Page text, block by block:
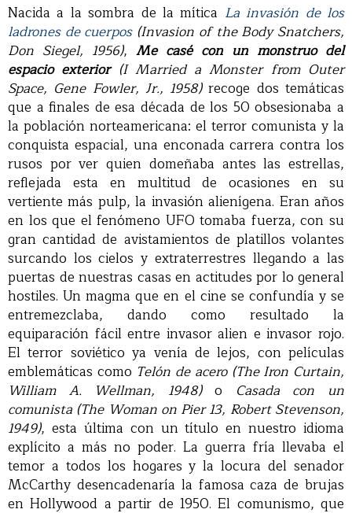
Nacida a la sombra de la mítica La invasión de los
ladrones de cuerpos(Invasion of the Body Snatchers,
Don Siegel, 1956), Me casé con un monstruo del
espacio exterior(I Married a Monster from Outer
Space, Gene Fowler, Jr., 1958)recoge dos temáticas
que a finales de esa década de los 50 obsesionaba a
la población norteamericana: el terror comunista y la
conquista espacial, una enconada carrera contra los
rusos por ver quien domeñaba antes las estrellas,
reflejada esta en multitud de ocasiones en su
vertiente más pulp, la invasión alienígena. Eran años
en los que el fenómeno UFO tomaba fuerza, con su
gran cantidad de avistamientos de platillos volantes
surcando los cielos y extraterrestres llegando a las
puertas de nuestras casas en actitudes por lo general
hostiles. Un magma que en el cine se confundía y se
entremezclaba, dando como resultado la
equiparación fácil entre invasor alien e invasor rojo.
El terror soviético ya venía de lejos, con películas
emblemáticas como Telón de acero (The Iron Curtain,
William A. Wellman, 1948)o Casada con un
comunista (The Woman on Pier 13, Robert Stevenson,
1949), esta última con un título en nuestro idioma
explícito a más no poder. La guerra fría llevaba el
temor a todos los hogares y la locura del senador
McCarthy desencadenaría la famosa caza de brujas
en Hollywood a partir de 1950. El comunismo, que